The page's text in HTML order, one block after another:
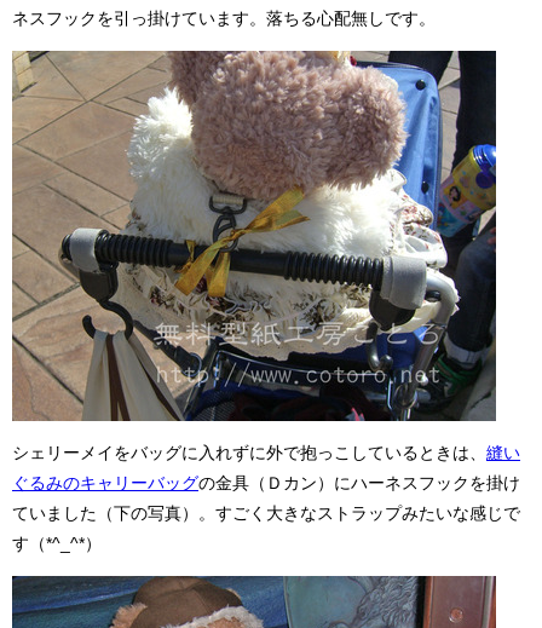
ネスフックを引っ掛けています。落ちる心配無しです。
シェリーメイをバッグに入れずに外で抱っこしているときは、 縫い
ぐるみのキャリーバッグの金具（Ｄカン）にハーネスフックを掛け
ていました（下の写真）。すごく大きなストラップみたいな感じで
す（*^_^*）